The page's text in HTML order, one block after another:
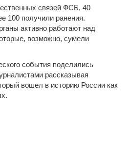
связей ФСБ, 40
100 получили ранения.
активно работают над
возможно, сумели
события поделились
рассказывая
вошел в историю России как